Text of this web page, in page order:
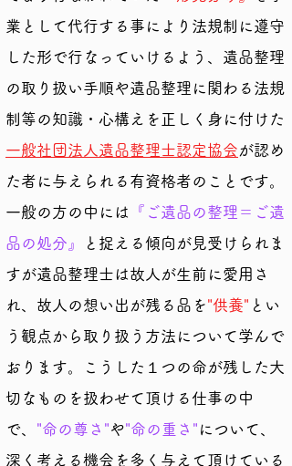
業として代行する事により法規制に遵守
した形で行なっていけるよう、遺品整理
の取り扱い手順や遺品整理に関わる法規
制等の知識・心構えを正しく身に付けた
一般社団法人遺品整理士認定協会が認め
た者に与えられる有資格者のことです。
一般の方の中には
『ご遺品の整理＝ご遺
品の処分』
と捉える傾向が見受けられま
すが遺品整理士は故人が生前に愛用さ
れ、故人の想い出が残る品を"供養" とい
う観点から取り扱う方法について学んで
おります。こうした１つの命が残した大
切なものを扱わせて頂ける仕事の中
で、 "命の尊さ"や"命の重さ" について、
深く考える機会を多く与えて頂けている